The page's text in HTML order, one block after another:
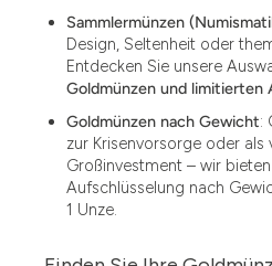
Sammlermünzen
Design, Seltenheit oder
Entdecken Sie unsere
Goldmünzen und limitierten
Goldmünzen nach Gewicht:
zur Krisenvorsorge oder als
Großinvestment – wir
Aufschlüsselung nach
1 Unze.